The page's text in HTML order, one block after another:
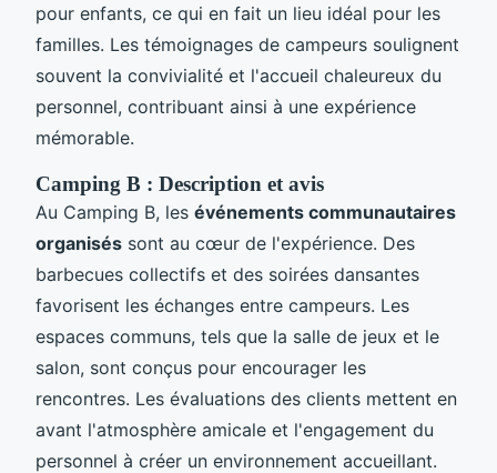
pour enfants, ce qui en fait un lieu idéal pour les
familles. Les témoignages de campeurs soulignent
souvent la convivialité et l'accueil chaleureux du
personnel, contribuant ainsi à une expérience
mémorable.
Camping B : Description et avis
Au Camping B, les événements communautaires
organisés sont au cœur de l'expérience. Des
barbecues collectifs et des soirées dansantes
favorisent les échanges entre campeurs. Les
espaces communs, tels que la salle de jeux et le
salon, sont conçus pour encourager les
rencontres. Les évaluations des clients mettent en
avant l'atmosphère amicale et l'engagement du
personnel à créer un environnement accueillant.